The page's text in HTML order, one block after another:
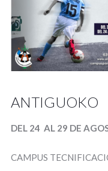
ANTIGUOKO
DEL 24 AL 29 DE
CAMPUS